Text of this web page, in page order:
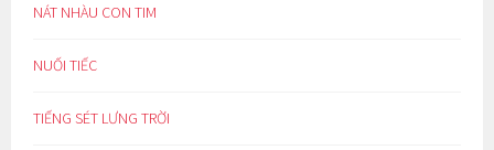
NÁT NHÀU CON TIM
NUỐI TIẾC
TIẾNG SÉT LƯNG TRỜI